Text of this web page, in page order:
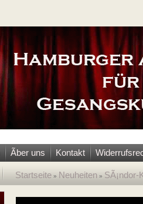
Ãber uns Kontakt
Startseite » Neuheiten » SÃ¡ndor-